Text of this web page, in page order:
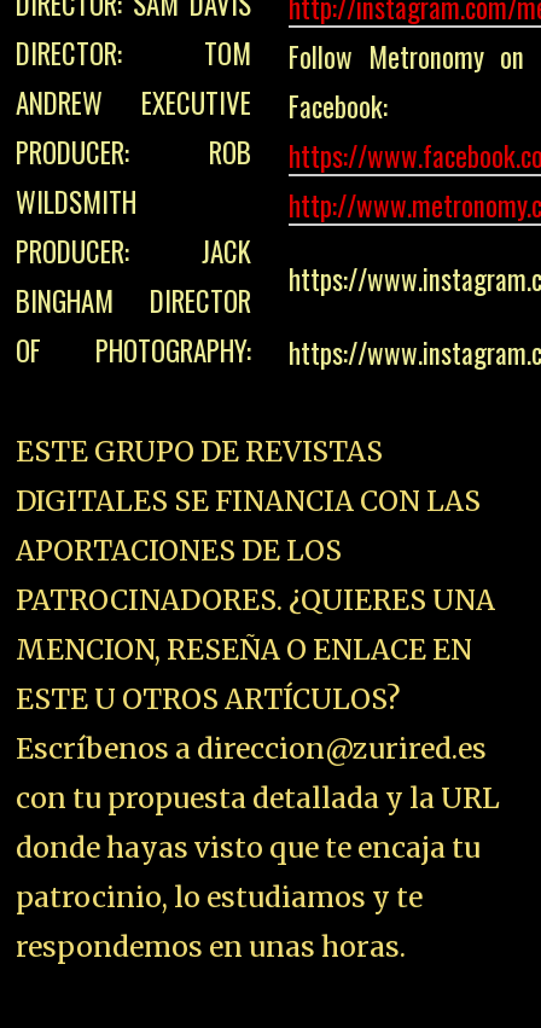
DIRECTOR: TOM
ANDREW EXECUTIVE
PRODUCER: ROB
WILDSMITH
PRODUCER: JACK
BINGHAM DIRECTOR
OF PHOTOGRAPHY:
Follow Metronomy on
Facebook:
https://
http://
https://
https://
ESTE GRUPO DE REVISTAS
DIGITALES SE FINANCIA CON LAS
APORTACIONES DE LOS
PATROCINADORES. ¿QUIERES UNA
MENCION, RESEÑA O ENLACE EN
ESTE U OTROS ARTÍCULOS?
Escríbenos a direccion@zurired.es
con tu propuesta detallada y la URL
donde hayas visto que te encaja tu
patrocinio, lo estudiamos y te
respondemos en unas horas.